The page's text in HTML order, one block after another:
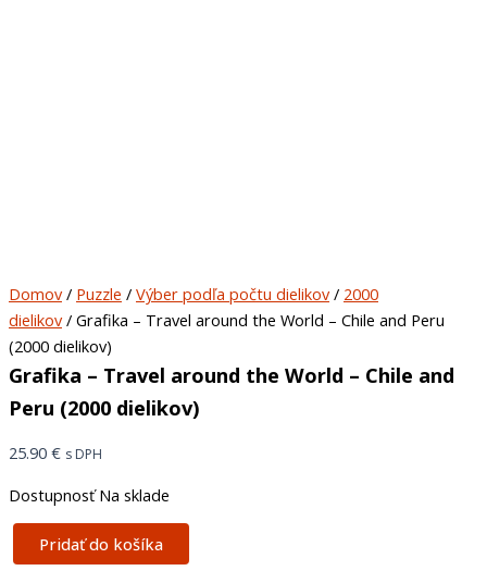
Domov/ Puzzle / Výber podľa počtu dielikov/ 2000
dielikov/ Grafika – Travel around the World – Chile and Peru
(2000 dielikov)
Grafika – Travel around the World – Chile and
Peru (2000 dielikov)
25.90 € s DPH
Dostupnosť Na sklade
Pridať do košíka